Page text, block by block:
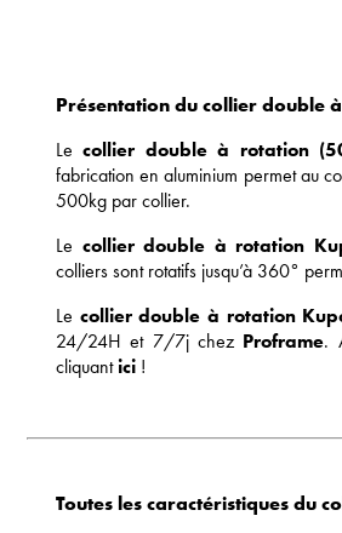
Présentation ducollier double
Lecollier double à rotation
fabrication en aluminium permet au
500kg par collier.
Le collier double à rotation
colliers sont rotatifs jusqu’à 360°
Le collier double à rotation
24/24H et 7/7j chez Proframe.
cliquantici !
Toutes les caractéristiques du